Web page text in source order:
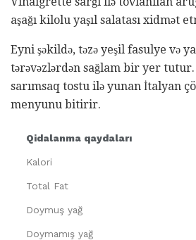
aşağı kilolu yaşıl salatası xidmət
Eyni şəkildə, təzə yeşil fasulye və
tərəvəzlərdən sağlam bir yer tutur.
sarımsaq tostu ilə yunan İtalyan
menyunu bitirir.
Qidalanma qaydaları
Kalori
Total Fat
Doymuş yağ
Doymamış yağ